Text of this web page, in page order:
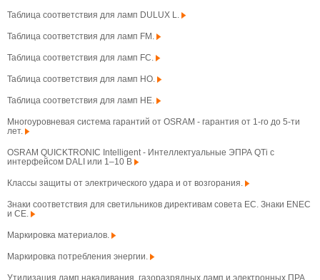
Таблица соответствия для ламп DULUX L.
Таблица соответствия для ламп FM.
Таблица соответствия для ламп FC.
Таблица соответствия для ламп HO.
Таблица соответствия для ламп HE.
Многоуровневая система гарантий от OSRAM - гарантия от 1-го до 5-ти
лет.
OSRAM QUICKTRONIC Intelligent - Интеллектуальные ЭПРА QTi с
интерфейсом DALI или 1–10 В
Классы защиты от электрического удара и от возгорания.
Знаки соответствия для светильников директивам совета ЕС. Знаки ENEC
и CE.
Маркировка материалов.
Маркировка потребления энергии.